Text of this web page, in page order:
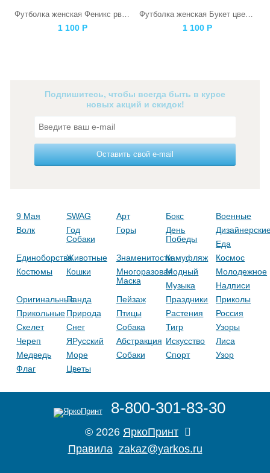
Футболка женская Феникс рвется наружу серая
1 100 Р
Футболка женская Букет цветов
1 100 Р
Подпишитесь, чтобы всегда быть в курсе
новых акций и скидок!
Оставить свой e-mail
9 Мая SWAG Арт Бокс
Военные
Волк
Год
Собаки
Горы
День
Победы
Еда
ЕдиноборстваЖивотные ЗнаменитостиКамуфляж
Космос
Костюмы
Кошки
Многоразовая
Маска
Модный
Молодежное
Музыка
Надписи
ОригинальныеПанда Пейзаж Праздники
Приколы
ПрикольныеПрирода Птицы Растения
Россия
Скелет
Снег Собака Тигр
Узоры
Череп
ЯРусский Абстракция Искусство
Лиса
Медведь
Море Собаки Спорт
Узор
Флаг
Цветы
8-800-301-83-30
© 2026 ЯркоПринт
Правила zakaz@yarkos.ru